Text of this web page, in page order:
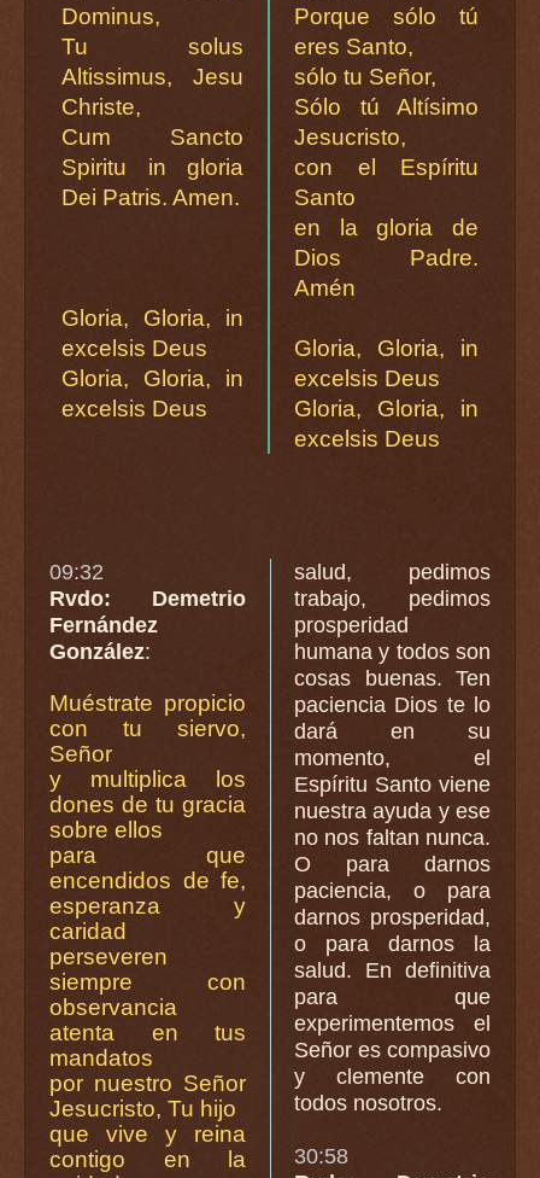
Dominus,
Tu solus
Altissimus, Jesu
Christe,
Cum Sancto
Spiritu in gloria
Dei Patris. Amen.
Gloria, Gloria, in
excelsis Deus
Gloria, Gloria, in
excelsis Deus
Porque sólo tú
eres Santo,
sólo tu Señor,
Sólo tú Altísimo
Jesucristo,
con el Espíritu
Santo
en la gloria de
Dios Padre.
Amén
Gloria, Gloria, in
excelsis Deus
Gloria, Gloria, in
excelsis Deus
09:32
Rvdo: Demetrio
Fernández
González:
Muéstrate propicio
con tu siervo,
Señor
y multiplica los
dones de tu gracia
sobre ellos
para que
encendidos de fe,
esperanza y
caridad
perseveren
siempre con
observancia
atenta en tus
mandatos
por nuestro Señor
Jesucristo, Tu hijo
que vive y reina
contigo en la
salud, pedimos
trabajo, pedimos
prosperidad
humana y todos son
cosas buenas. Ten
paciencia Dios te lo
dará en su
momento, el
Espíritu Santo viene
nuestra ayuda y ese
no nos faltan nunca.
O para darnos
paciencia, o para
darnos prosperidad,
o para darnos la
salud. En definitiva
para que
experimentemos el
Señor es compasivo
y clemente con
todos nosotros.
30:58